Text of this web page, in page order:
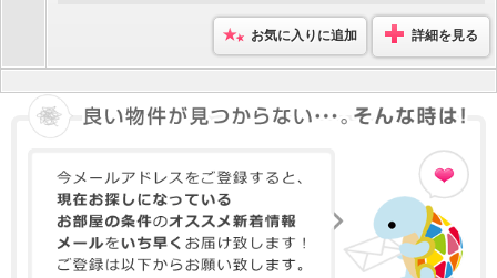
お気に入りに追加 詳細を見る